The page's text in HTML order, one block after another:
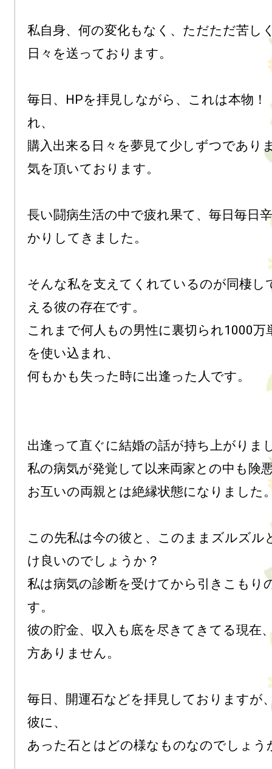
私自身、何の変化もなく、ただただ苦し
日々を送っております。
毎日、HPを拝見しながら、これは本物！
れ、
購入出来る日々を夢見て少しずつであり
気を頂いております。
長い闘病生活の中で疲れ果て、毎日毎日
かりしてきました。
そんな私を支えてくれているのが同棲し
える彼の存在です。
これまで何人もの男性に裏切られ1000万
を使い込まれ、
何もかも失った時に出逢った人です。
出逢って直ぐに結婚の話が持ち上がりま
私の病気が発覚して以来両家との中も険
お互いの両親とは絶縁状態になりました
この先私は今の彼と、このままズルズル
け良いのでしょうか？
私は病気の診断を受けてから引きこもり
す。
彼の貯金、収入も底を尽きてきてる現在
方ありません。
毎日、開運石などを拝見しておりますが
彼に、
あった石とはどの様なものなのでしょう